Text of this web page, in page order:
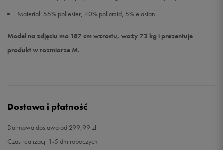
Materiał: 55% poliester, 40% poliamid, 5% elastan
Model na zdjęciu ma 187 cm wzrostu, waży 72 kg i prezentuje
produkt w rozmiarze M.
Dostawa i płatność
Darmowa dostawa od 299,99 zł
Czas realizacji 1-5 dni roboczych